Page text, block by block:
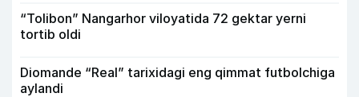
“Tolibon” Nangarhor viloyatida 72 gektar yerni
tortib oldi
Diomande “Real” tarixidagi eng qimmat futbolchiga
aylandi